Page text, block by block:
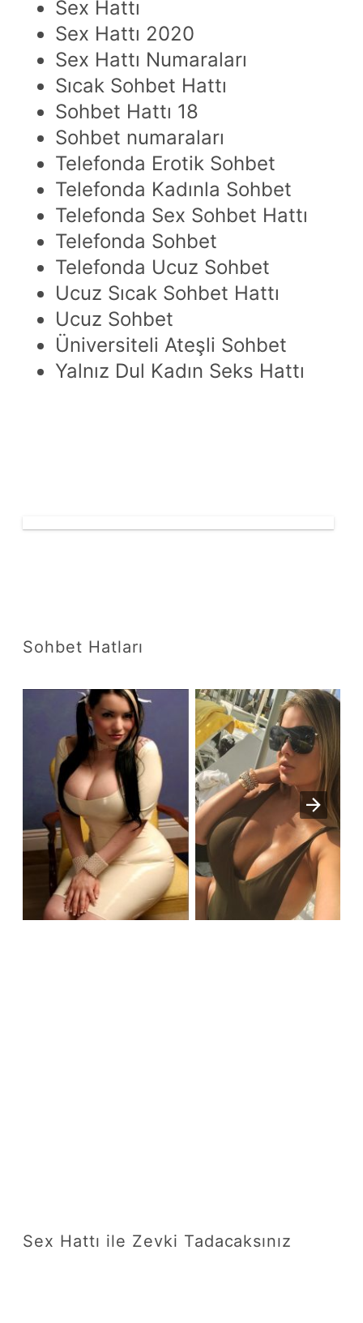
Sex Hattı
Sex Hattı 2020
Sex Hattı Numaraları
Sıcak Sohbet Hattı
Sohbet Hattı 18
Sohbet numaraları
Telefonda Erotik Sohbet
Telefonda Kadınla Sohbet
Telefonda Sex Sohbet Hattı
Telefonda Sohbet
Telefonda Ucuz Sohbet
Ucuz Sıcak Sohbet Hattı
Ucuz Sohbet
Üniversiteli Ateşli Sohbet
Yalnız Dul Kadın Seks Hattı
Sohbet Hatları
Sex Hattı ile Zevki Tadacaksınız